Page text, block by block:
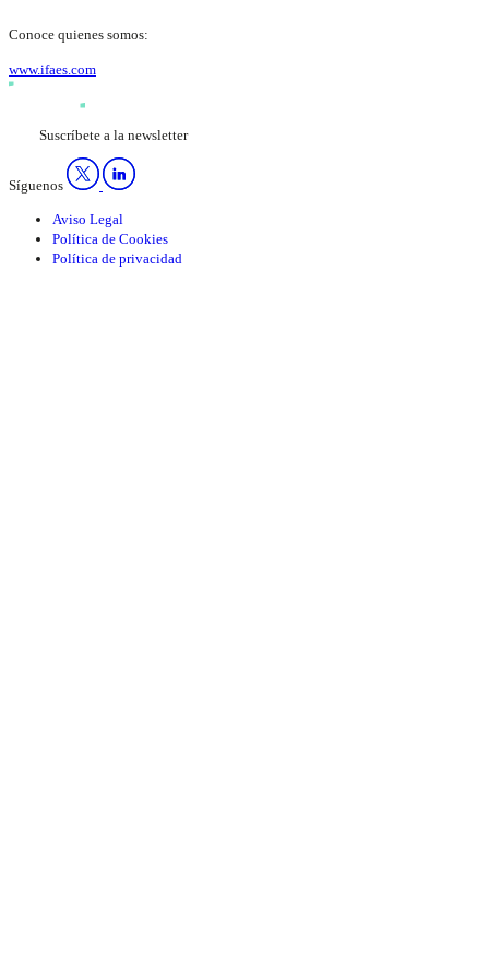
Conoce quienes somos:
www.ifaes.com
Suscríbete a la newsletter
Síguenos
Aviso Legal
Política de Cookies
Política de privacidad